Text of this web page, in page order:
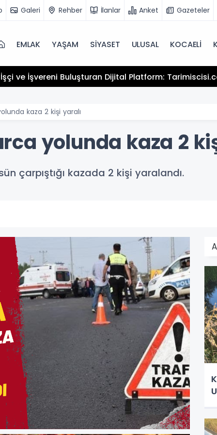
Galeri Rehber İlanlar Anket Gazeteler
EMLAK YAŞAM SİYASET ULUSAL KOCAELİ
ve İşvereni Buluşturan Dijital Platform:
kaza 2 kişi yaralı
yolunda kaza 2
çarpıştığı kazada 2 kişi yaralandı.